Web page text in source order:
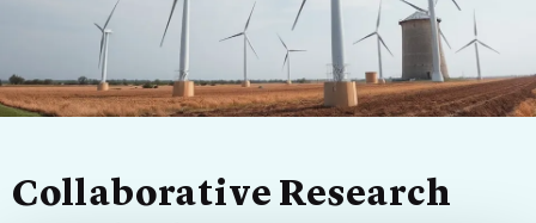
Collaborative Research